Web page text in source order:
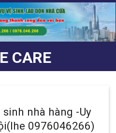
CARE
sinh nhà hàng -Uy
0976046266)